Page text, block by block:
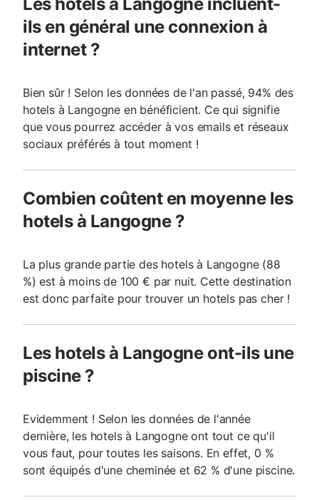
ils en général une connexion à
internet ?
Bien sûr ! Selon les données de l'an passé, 94% des
hotels à Langogne en bénéficient. Ce qui signifie
que vous pourrez accéder à vos emails et réseaux
sociaux préférés à tout moment !
Combien coûtent en moyenne les
hotels à Langogne ?
La plus grande partie des hotels à Langogne (88
%) est à moins de 100 € par nuit. Cette destination
est donc parfaite pour trouver un hotels pas cher !
Les hotels à Langogne ont-ils une
piscine ?
Evidemment ! Selon les données de l'année
dernière, les hotels à Langogne ont tout ce qu'il
vous faut, pour toutes les saisons. En effet, 0 %
sont équipés d'une cheminée et 62 % d'une piscine.